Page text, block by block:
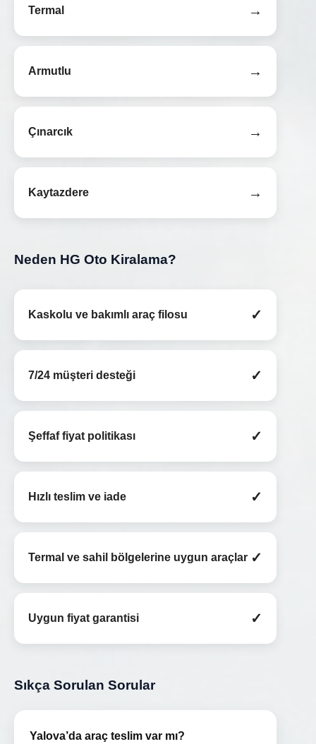
Termal →
Armutlu →
Çınarcık →
Kaytazdere →
Neden HG Oto Kiralama?
Kaskolu ve bakımlı araç filosu ✓
7/24 müşteri desteği ✓
Şeffaf fiyat politikası ✓
Hızlı teslim ve iade ✓
Termal ve sahil bölgelerine uygun araçlar ✓
Uygun fiyat garantisi ✓
Sıkça Sorulan Sorular
Yalova’da araç teslim var mı?